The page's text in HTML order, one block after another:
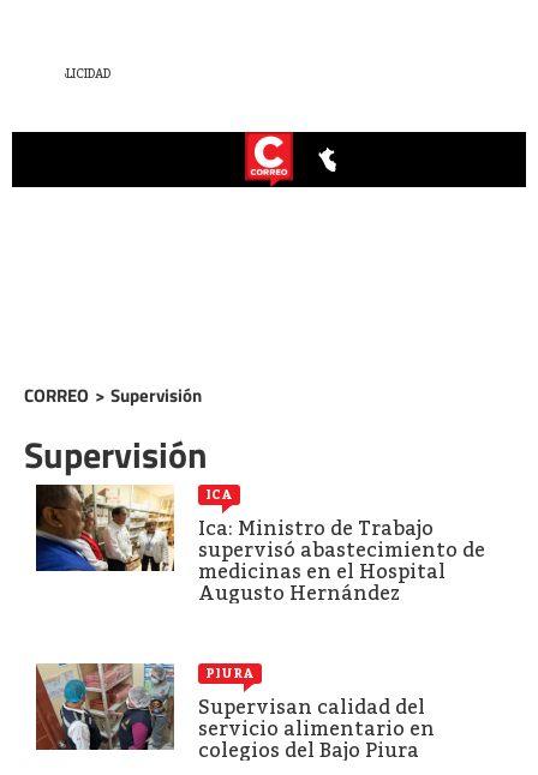
CORREO > Supervisión
Supervisión
ICA
Ica: Ministro de Trabajo
supervisó abastecimiento de
medicinas en el Hospital
Augusto Hernández
PIURA
Supervisan calidad del
servicio alimentario en
colegios del Bajo Piura